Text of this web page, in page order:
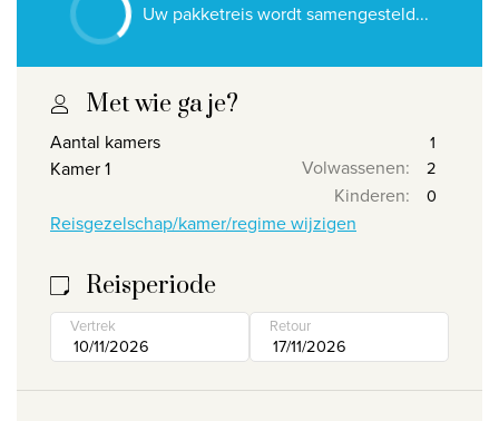
Bekijk alle promoties
Over Travelworld
Wie zijn wij
Onze bestemmingen
Onze reiskantoren
Nuttige links
Uw pakketreis wordt samengesteld...
Met wie ga je?
Aantal kamers
Kamer 1
Volwassenen:
Kinderen:
Reisgezelschap/kamer/regime wijzigen
Reisperiode
Vertrek Retour